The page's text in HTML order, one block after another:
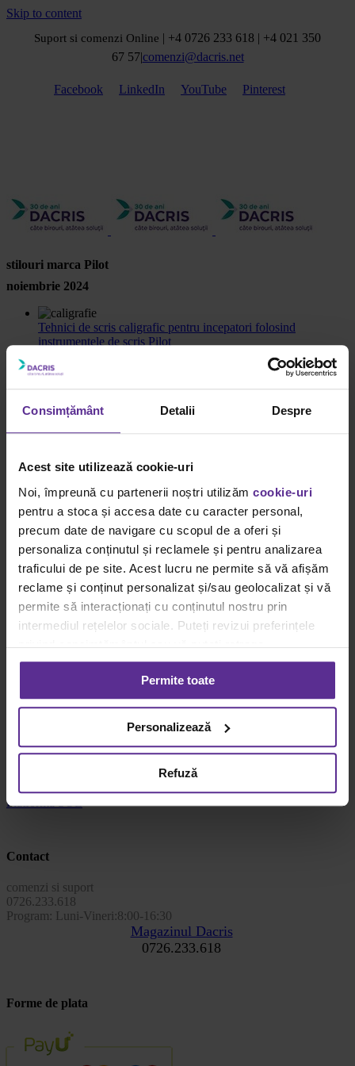
Consimțământ Detalii Despre
Acest site utilizează cookie-uri
Noi, împreună cu partenerii noștri utilizăm cookie-uri
pentru a stoca și accesa date cu caracter personal,
precum date de navigare cu scopul de a oferi și
personaliza conținutul și reclamele și pentru analizarea
traficului de pe site. Acest lucru ne permite să vă afișăm
reclame și conținut personalizat și/sau geolocalizat și vă
permite să interacționați cu conținutul nostru prin
intermediul rețelelor sociale. Puteți revizui preferințele
privind consimțământul sau vă puteți retrage
consimțământul oricând, făcând click pe linkul către
setările dvs. de cookie-uri.
Pentru mai multe informații, vă rugăm să revizuiți politica
Permite toate
Personalizează
Refuză
Skip to content
Suport si comenzi Online | +4 0726 233 618 | +4 021 350
67 57|comenzi@dacris.net
Facebook LinkedIn YouTube Pinterest
stilouri marca Pilot
noiembrie 2024
Tehnici de scris caligrafic pentru incepatori folosind
instrumentele de scris Pilot
Tehnici de scris caligrafic pentru incepatori folosind
Ghiduri Achiziții Smart
Tehnici de scris caligrafic pentru incepatori folosind
instrumentele de scris Pilot
ByCarmen Savu|4 noiembrie|Categories:Ghiduri Achiziții
Smart|Tags:stilouri marca Pilot,tehnici de scris caligrafic|
Tehnici de scris caligrafic pentru începători folosind instrumentele de
scris[...]
Read More
Termeni si conditii
Termeni si conditii
Info utile
Contact ANPC 021-9551
Platforma SOL
Contact
comenzi si suport
0726.233.618
Program: Luni-Vineri:8:00-16:30
Magazinul Dacris
0726.233.618
Forme de plata